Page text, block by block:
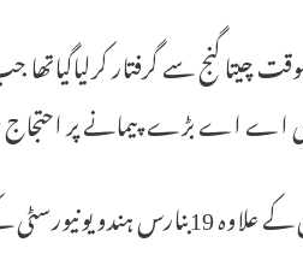
گنج سے گرفتار کرلیاگیاتھا
اس احتجاج میں مظاہرین کے بشمول سی پی ائی‘ سی پی ایم اور دیگر تنظیموں